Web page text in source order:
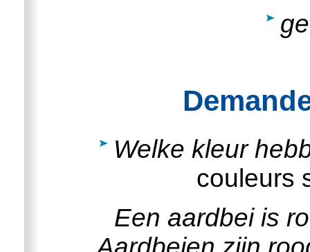
Welke kleur
couleurs
Een aardbei is